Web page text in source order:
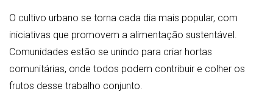
O cultivo urbano se torna cada dia mais popular, com
iniciativas que promovem a alimentação sustentável.
Comunidades estão se unindo para criar hortas
comunitárias, onde todos podem contribuir e colher os
frutos desse trabalho conjunto.